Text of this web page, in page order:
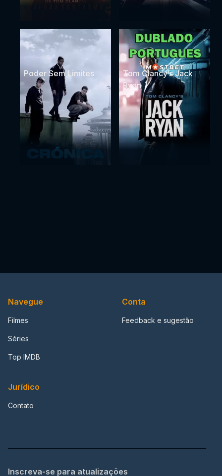
Poder Sem Limites
Tom Clancy’s Jack
Ryan
Navegue
Filmes
Séries
Top IMDB
Conta
Feedback e sugestão
Jurídico
Contato
Inscreva-se para atualizações